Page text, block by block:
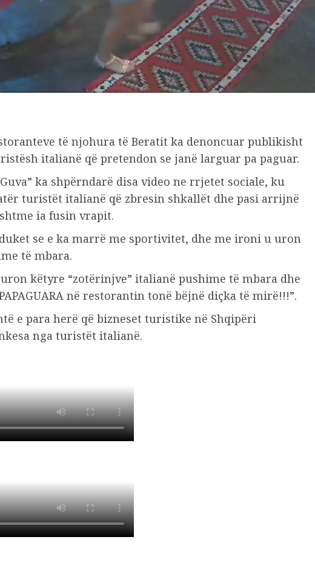
të njohura të Beratit ka denoncuar publikisht
italianë që pretendon se janë larguar pa paguar.
ka shpërndarë disa video ne rrjetet sociale, ku
turistët italianë që zbresin shkallët dhe pasi arrijnë
ia fusin vrapit.
se e ka marrë me sportivitet, dhe me ironi u uron
të mbara.
uron këtyre “zotërinjve” italianë pushime të mbara dhe
në restorantin tonë bëjnë diçka të mirë!!!”.
e para herë që bizneset turistike në Shqipëri
nga turistët italianë.